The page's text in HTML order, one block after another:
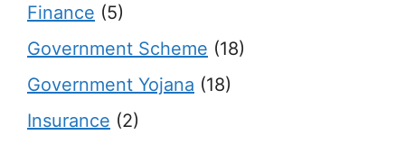
Finance (5)
Government Scheme (18)
Government Yojana (18)
Insurance (2)